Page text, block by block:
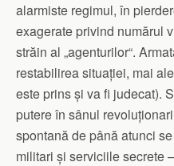
alarmiste regimul, în
exagerate privind numărul
străin al „agenturilor“.
restabilirea situației, mai
este prins și va fi judecat).
putere în sânul
spontană de până atunci
militari și serviciile secrete